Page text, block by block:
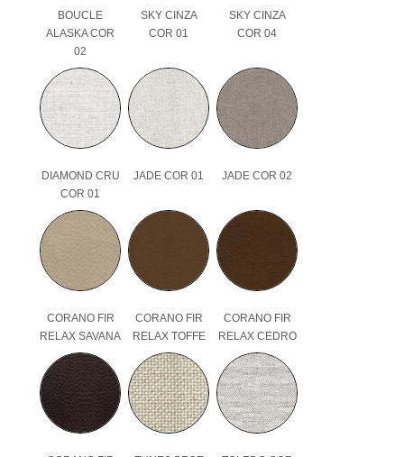
BOUCLE
ALASKA COR
02
SKY CINZA
COR 01
SKY CINZA
COR 04
DIAMOND CRU
COR 01
JADE COR 01 JADE COR 02
CORANO FIR
RELAX SAVANA
CORANO FIR
RELAX TOFFE
CORANO FIR
RELAX CEDRO